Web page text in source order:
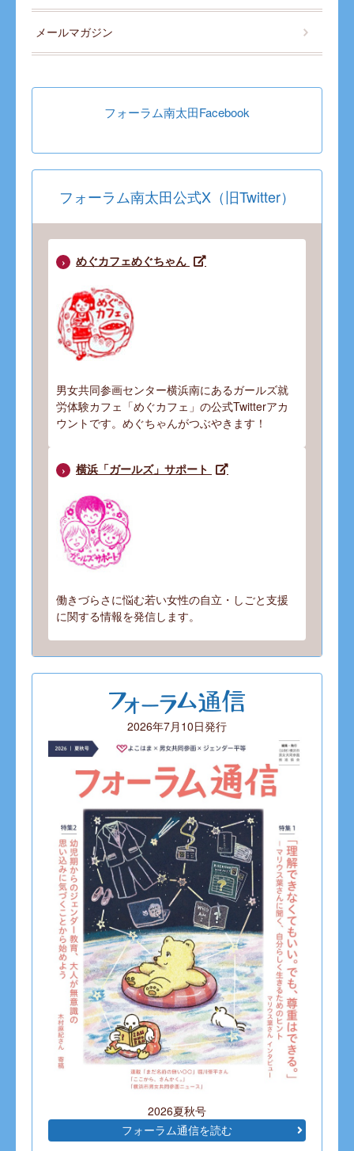
メールマガジン
フォーラム南太田Facebook
フォーラム南太田公式X（旧Twitter）
めぐカフェめぐちゃん
男女共同参画センター横浜南にあるガールズ就
労体験カフェ「めぐカフェ」の公式Twitterアカ
ウントです。めぐちゃんがつぶやきます！
横浜「ガールズ」サポート
働きづらさに悩む若い女性の自立・しごと支援
に関する情報を発信します。
2026年7月10日発行
2026夏秋号
フォーラム通信を読む